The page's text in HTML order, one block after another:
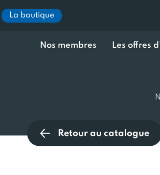
La boutique
Nos membres Les offres
Retour au catalogue